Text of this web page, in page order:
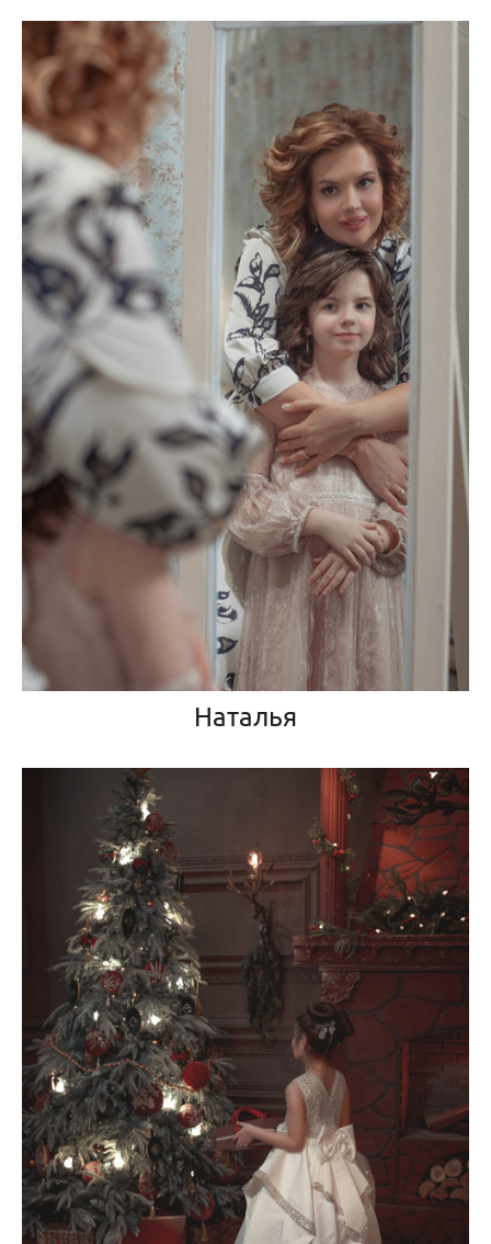
Наталья